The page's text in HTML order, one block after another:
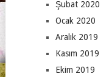
Şubat 2020
Ocak 2020
Aralık 2019
Kasım 2019
Ekim 2019